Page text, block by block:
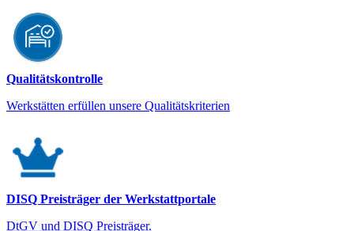
Qualitätskontrolle
Werkstätten erfüllen unsere Qualitätskriterien
DISQ Preisträger der Werkstattportale
DtGV und DISQ Preisträger.